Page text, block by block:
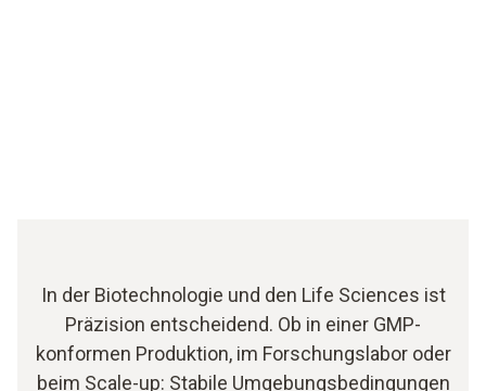
In der Biotechnologie und den Life Sciences ist
Präzision entscheidend. Ob in einer GMP-
konformen Produktion, im Forschungslabor oder
beim Scale-up: Stabile Umgebungsbedingungen